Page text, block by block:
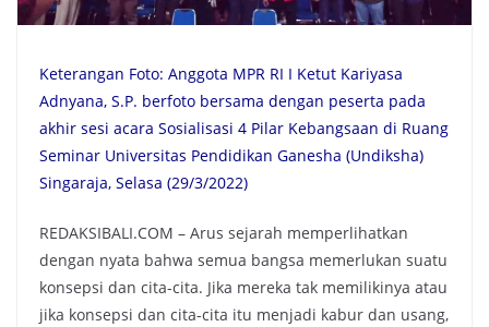
Keterangan Foto: Anggota MPR RI I Ketut Kariyasa
Adnyana, S.P. berfoto bersama dengan peserta pada
akhir sesi acara Sosialisasi 4 Pilar Kebangsaan di Ruang
Seminar Universitas Pendidikan Ganesha (Undiksha)
Singaraja, Selasa (29/3/2022)
REDAKSIBALI.COM – Arus sejarah memperlihatkan
dengan nyata bahwa semua bangsa memerlukan suatu
konsepsi dan cita-cita. Jika mereka tak memilikinya atau
jika konsepsi dan cita-cita itu menjadi kabur dan usang,